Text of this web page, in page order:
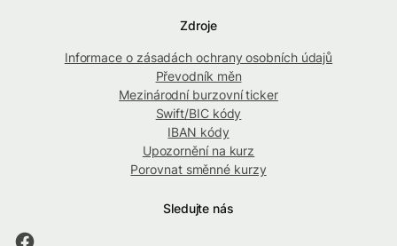
Zdroje
Informace o zásadách ochrany osobních údajů
Převodník měn
Mezinárodní burzovní ticker
Swift/BIC kódy
IBAN kódy
Upozornění na kurz
Porovnat směnné kurzy
Sledujte nás